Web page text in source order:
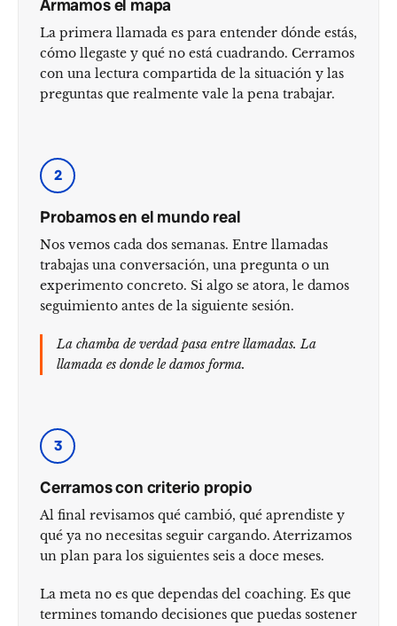
Armamos el mapa
La primera llamada es para entender dónde estás,
cómo llegaste y qué no está cuadrando. Cerramos
con una lectura compartida de la situación y las
preguntas que realmente vale la pena trabajar.
2
Probamos en el mundo real
Nos vemos cada dos semanas. Entre llamadas
trabajas una conversación, una pregunta o un
experimento concreto. Si algo se atora, le damos
seguimiento antes de la siguiente sesión.
La chamba de verdad pasa entre llamadas. La
llamada es donde le damos forma.
3
Cerramos con criterio propio
Al final revisamos qué cambió, qué aprendiste y
qué ya no necesitas seguir cargando. Aterrizamos
un plan para los siguientes seis a doce meses.
La meta no es que dependas del coaching. Es que
termines tomando decisiones que puedas sostener